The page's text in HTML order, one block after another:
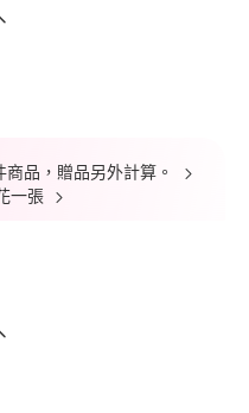
品，贈品另外計算。
一張